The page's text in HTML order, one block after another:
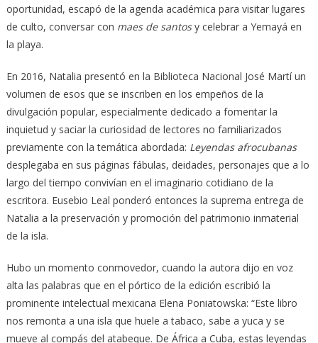
oportunidad, escapó de la agenda académica para visitar lugares
de culto, conversar con maes de santosy celebrar a Yemayá en
la playa.
En 2016, Natalia presentó en la Biblioteca Nacional José Martí un
volumen de esos que se inscriben en los empeños de la
divulgación popular, especialmente dedicado a fomentar la
inquietud y saciar la curiosidad de lectores no familiarizados
previamente con la temática abordada: Leyendas afrocubanas
desplegaba en sus páginas fábulas, deidades, personajes que a lo
largo del tiempo convivían en el imaginario cotidiano de la
escritora. Eusebio Leal ponderó entonces la suprema entrega de
Natalia a la preservación y promoción del patrimonio inmaterial
de la isla.
Hubo un momento conmovedor, cuando la autora dijo en voz
alta las palabras que en el pórtico de la edición escribió la
prominente intelectual mexicana Elena Poniatowska: “Este libro
nos remonta a una isla que huele a tabaco, sabe a yuca y se
mueve al compás del atabeque. De África a Cuba, estas leyendas